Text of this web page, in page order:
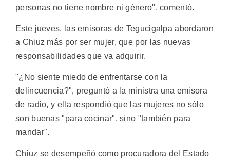
personas no tiene nombre ni género", comentó.
Este jueves, las emisoras de Tegucigalpa abordaron
a Chiuz más por ser mujer, que por las nuevas
responsabilidades que va adquirir.
"¿No siente miedo de enfrentarse con la
delincuencia?", preguntó a la ministra una emisora
de radio, y ella respondió que las mujeres no sólo
son buenas "para cocinar", sino "también para
mandar".
Chiuz se desempeñó como procuradora del Estado